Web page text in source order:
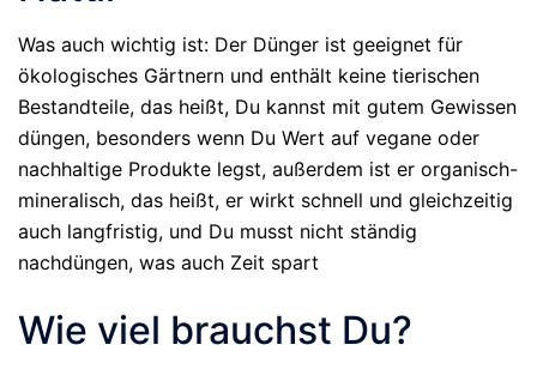
Was auch wichtig ist: Der Dünger ist geeignet für
ökologisches Gärtnern und enthält keine tierischen
Bestandteile, das heißt, Du kannst mit gutem Gewissen
düngen, besonders wenn Du Wert auf vegane oder
nachhaltige Produkte legst, außerdem ist er organisch-
mineralisch, das heißt, er wirkt schnell und gleichzeitig
auch langfristig, und Du musst nicht ständig
nachdüngen, was auch Zeit spart
Wie viel brauchst Du?